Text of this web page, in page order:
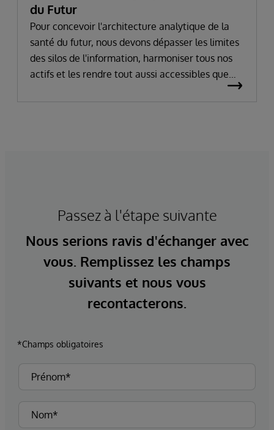
du Futur
Pour concevoir l'architecture analytique de la
santé du futur, nous devons dépasser les limites
des silos de l'information, harmoniser tous nos
actifs et les rendre tout aussi accessibles que
Passez à l'étape suivante
Nous serions ravis d'échanger avec
vous. Remplissez les champs
suivants et nous vous
recontacterons.
*Champs obligatoires